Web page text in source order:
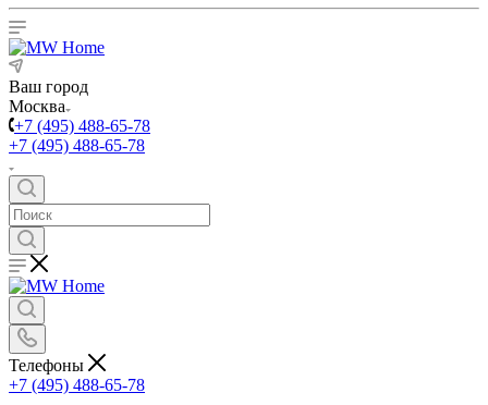
Ваш город
Москва
+7 (495) 488-65-78
+7 (495) 488-65-78
Телефоны
+7 (495) 488-65-78